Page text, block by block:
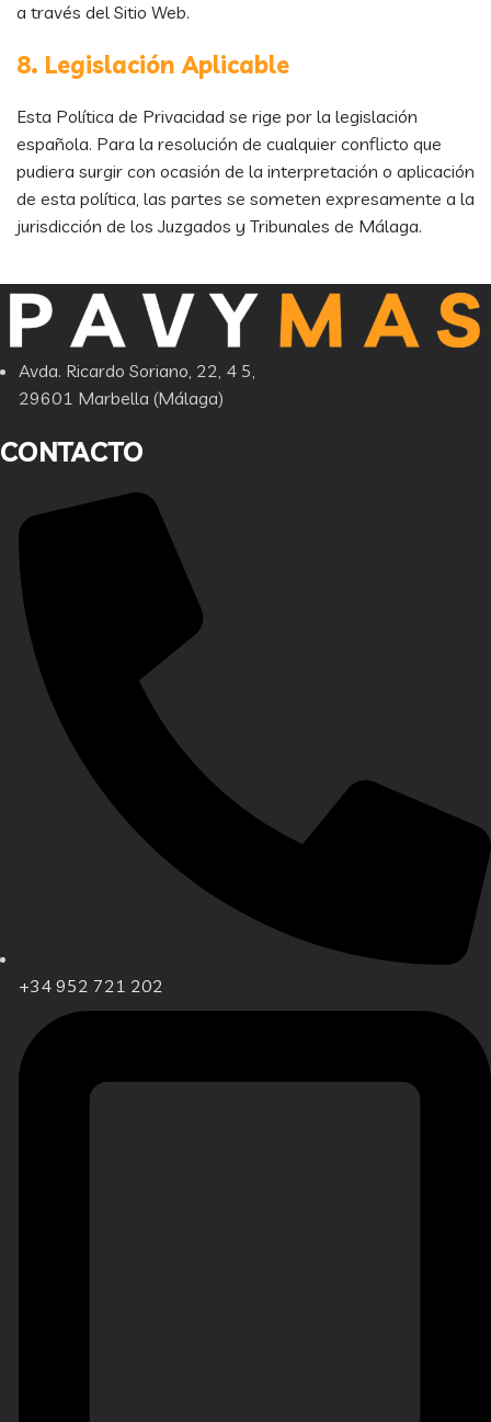
a través del Sitio Web.
8. Legislación Aplicable
Esta Política de Privacidad se rige por la legislación
española. Para la resolución de cualquier conflicto que
pudiera surgir con ocasión de la interpretación o aplicación
de esta política, las partes se someten expresamente a la
jurisdicción de los Juzgados y Tribunales de Málaga.
Avda. Ricardo Soriano, 22, 4 5,
29601 Marbella (Málaga)
CONTACTO
+34 952 721 202